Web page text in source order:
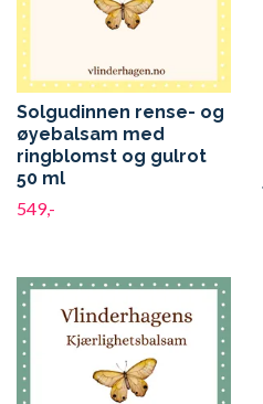
Solgudinnen rense- og
øyebalsam med
ringblomst og gulrot
50 ml
549,-